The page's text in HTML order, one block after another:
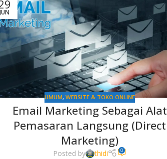
JUN
UMUM, WEBSITE & TOKO ONLINE
Email Marketing Sebagai Alat
Pemasaran Langsung (Direct
Marketing)
Posted by thidi 0